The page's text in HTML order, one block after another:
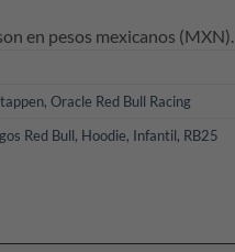
en pesos mexicanos (MXN).
, Oracle Red Bull Racing
Red Bull, Hoodie, Infantil, RB25